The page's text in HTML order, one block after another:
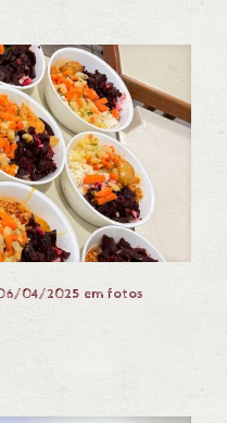
– 06/04/2025 em fotos